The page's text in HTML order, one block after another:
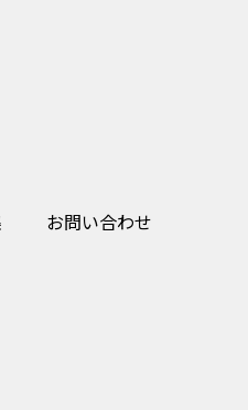
お問い合わせ